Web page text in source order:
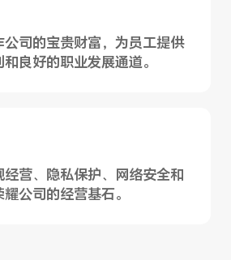
司的宝贵财富，为员工提供
良好的职业发展通道。
经营、隐私保护、网络安全和
公司的经营基石。